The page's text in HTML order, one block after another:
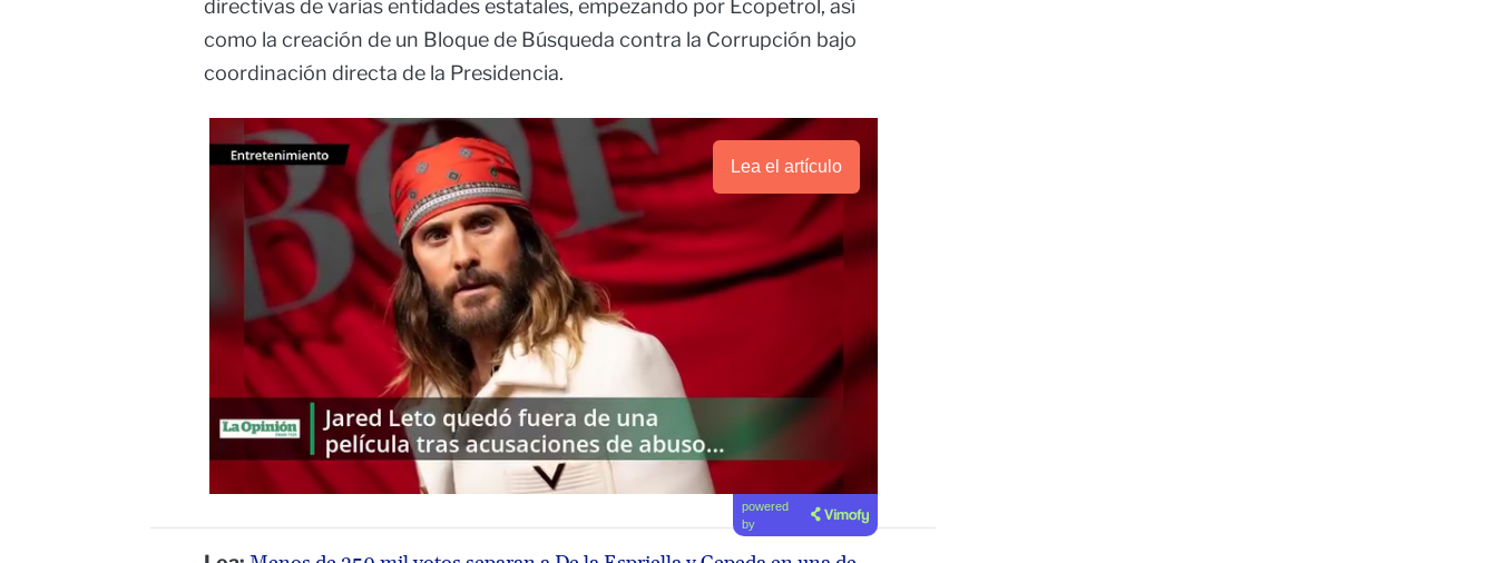
directivas de varias entidades estatales, empezando por Ecopetrol, así
como la creación de un Bloque de Búsqueda contra la Corrupción bajo
coordinación directa de la Presidencia.
Lea el artículo
powered
by